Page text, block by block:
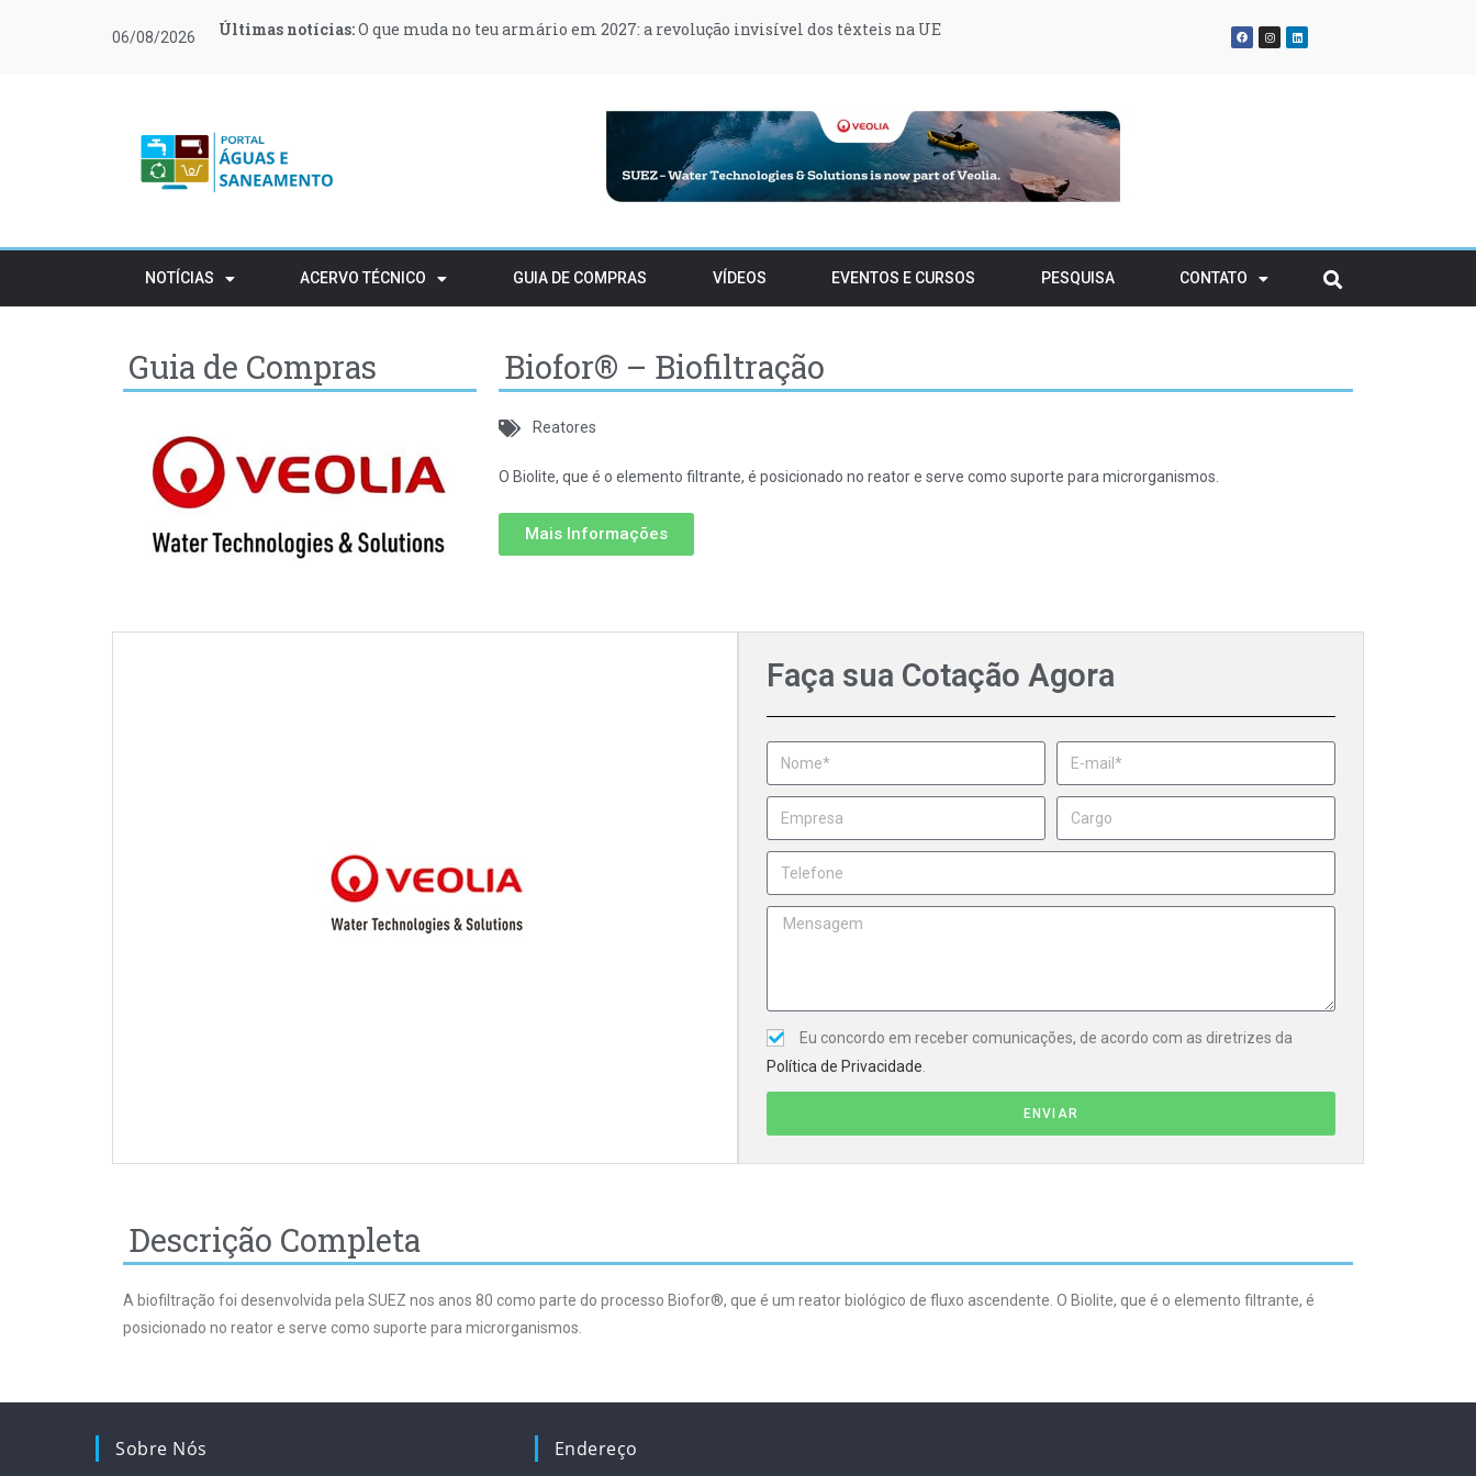
06/08/2026 Últimas notícias:O que muda no teu armário em 2027: a revolução invisível dos têxteis na UE
Últimas notícias:Moeve e Greenvolt transformam postos de abastecimento em produtores de energia renovável para
Últimas notícias:Novas regras reforçam proteção do Estuário do Tejo e condicionam construção e atividades em solo
Últimas notícias:Retalho e HORECA podem vender stocks de embalagens pré-SDR após o período transitório
Últimas notícias:Procura de profissionais em empregos verdes deve crescer 15% este ano
Últimas notícias:Várias zonas de Manteigas sem água durante a noite para recuperar nível de reservatório
NOTÍCIAS ACERVO TÉCNICO GUIA DE COMPRAS VÍDEOS EVENTOS E CURSOS PESQUISA CONTATO
Guia de Compras Biofor® – Biofiltração
Reatores
O Biolite, que é o elemento filtrante, é posicionado no reator e serve como suporte para microrganismos.
Mais Informações
Faça sua Cotação Agora
Eu concordo em receber comunicações, de acordo com as diretrizes da
Política de Privacidade
ENVIAR
Descrição Completa
A biofiltração foi desenvolvida pela SUEZ nos anos 80 como parte do processo Biofor®, que é um reator biológico de fluxo ascendente. O Biolite, que é o elemento filtrante, é
posicionado no reator e serve como suporte para microrganismos.
Sobre Nós Endereço